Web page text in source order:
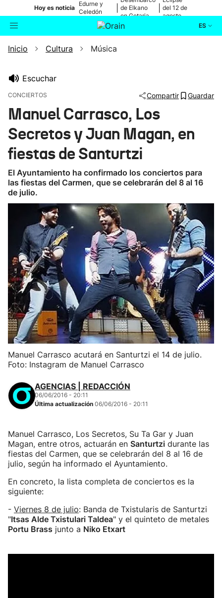
Hoy es noticia
Edurne y
Celedón
de Elkano
en Getaria
del 12 de
agosto
ES
Buscador Actualidad
Ikusmiran
Eguraldia
Inicio Cultura Música
Escuchar
CONCIERTOS Compartir Guardar
Manuel Carrasco, Los
Secretos y Juan Magan, en
fiestas de Santurtzi
El Ayuntamiento ha confirmado los conciertos para
las fiestas del Carmen, que se celebrarán del 8 al 16
de julio.
Manuel Carrasco acutará en Santurtzi el 14 de julio.
Foto: Instagram de Manuel Carrasco
AGENCIAS | REDACCIÓN
06/06/2016 - 20:11
Última actualización 06/06/2016 - 20:11
Manuel Carrasco, Los Secretos, Su Ta Gar y Juan
Magan, entre otros, actuarán en Santurtzi durante las
fiestas del Carmen, que se celebrarán del 8 al 16 de
julio, según ha informado el Ayuntamiento.
En concreto, la lista completa de conciertos es la
siguiente:
- Viernes 8 de julio: Banda de Txistularis de Santurtzi
"Itsas Alde Txistulari Taldea" y el quinteto de metales
Portu Brass junto a Niko Etxart